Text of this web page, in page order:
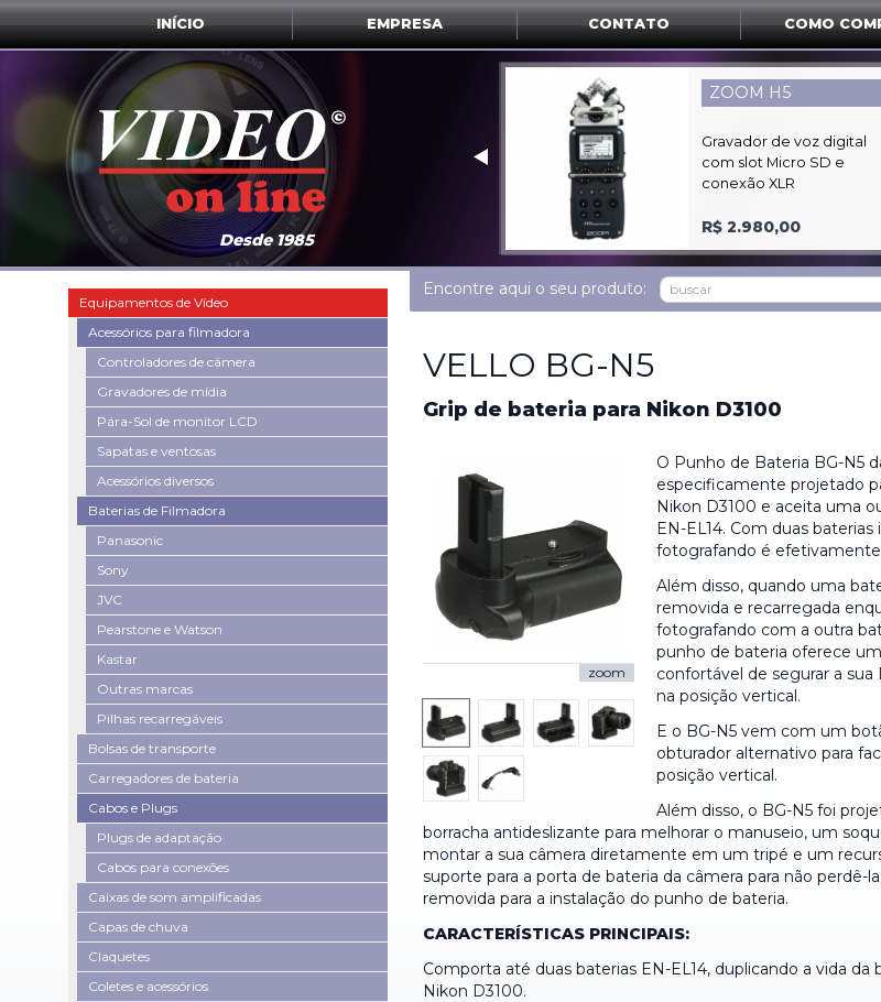
INÍCIO EMPRESA CONTATO COMO
Desde 1985
PANASONIC HC-V160
Filmadora Full HD com
1CCD SDHC
sob consulta
‣
Encontre aqui o seu produto:
Equipamentos de Vídeo
Acessórios para filmadora
Controladores de câmera
Gravadores de mídia
Pára-Sol de monitor LCD
Sapatas e ventosas
Acessórios diversos
Baterias de Filmadora
Panasonic
Sony
JVC
Pearstone e Watson
Kastar
Outras marcas
Pilhas recarregáveis
Bolsas de transporte
Carregadores de bateria
Cabos e Plugs
Plugs de adaptação
Cabos para conexões
Caixas de som amplificadas
Capas de chuva
Claquetes
Coletes e acessórios
VELLO BG-N5
Grip de bateria para Nikon D3100
zoom
O Punho de Bateria BG-N5
especificamente projetado
Nikon D3100 e aceita uma
EN-EL14. Com duas
fotografando é
Além disso, quando uma
removida e recarregada
fotografando com a outra
punho de bateria oferece
confortável de segurar a
na posição vertical.
E o BG-N5 vem com um
obturador alternativo para
posição vertical.
Além disso, o BG-N5 foi
borracha antideslizante para melhorar o manuseio, um
montar a sua câmera diretamente em um tripé e um
suporte para a porta de bateria da câmera para não perdê-
removida para a instalação do punho de bateria.
CARACTERÍSTICAS PRINCIPAIS:
Comporta até duas baterias EN-EL14, duplicando a vida da
Nikon D3100.